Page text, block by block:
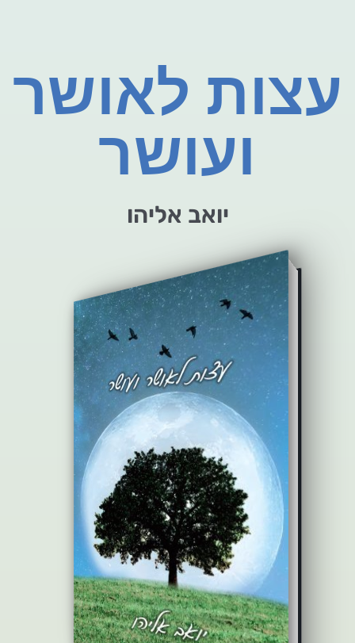
עצות לאושר
ועושר
יואב אליהו